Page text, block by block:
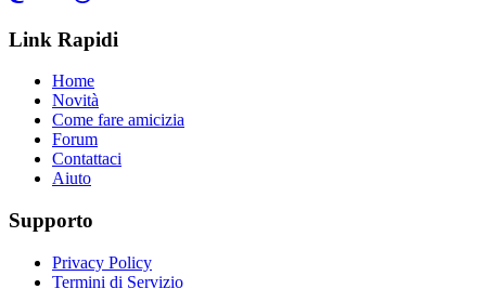
Link Rapidi
Home
Novità
Come fare amicizia
Forum
Contattaci
Aiuto
Supporto
Privacy Policy
Termini di Servizio